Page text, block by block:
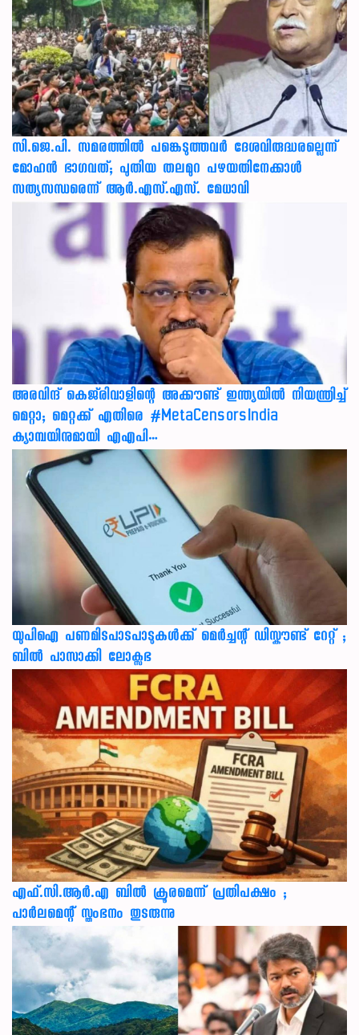
സി.ജെ.പി. സമരത്തിൽ പങ്കെടുത്തവർ ദേശവിരുദ്ധരല്ലെന്ന്
മോഹൻ ഭാഗവത്; പുതിയ തലമുറ പഴയതിനേക്കാൾ
സത്യസന്ധരെന്ന് ആർ.എസ്.എസ്. മേധാവി
അരവിന്ദ് കെജ്‌രിവാളിന്റെ അക്കൗണ്ട് ഇന്ത്യയിൽ നിയന്ത്രിച്ച്
മെറ്റാ; മെറ്റക്ക് എതിരെ #MetaCensorsIndia
ക്യാമ്പയിനുമായി എഎപി…
യുപിഐ പണമിടപാടപാടുകൾക്ക് മെർച്ചന്റ് ഡിസ്കൗണ്ട് റേറ്റ് ;
ബിൽ പാസാക്കി ലോക്സഭ
എഫ്.സി.ആർ.എ ബിൽ ക്രൂരമെന്ന് പ്രതിപക്ഷം ;
പാർലമെന്റ് സ്തംഭനം തുടരുന്നു